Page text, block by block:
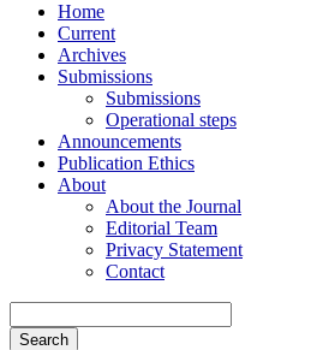
Home
Current
Archives
Submissions
Submissions
Operational steps
Announcements
Publication Ethics
About
About the Journal
Editorial Team
Privacy Statement
Contact
Search